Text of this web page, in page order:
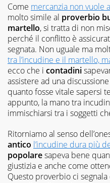
Come mercanzia non vuole
molto simile al proverbio
martello, si tratta di non
perché il conflitto è
segnata. Non uguale ma
tra l’incudine e il martello,
ecco che i contadini
assistere ad una
quanto fosse vitale sapersi
appunto, la mano tra
immischiarsi tra i soggetti
Ritorniamo al senso
antico l’incudine dura più
popolaresapeva bene
giustizia e anche come
Questo proverbio ci